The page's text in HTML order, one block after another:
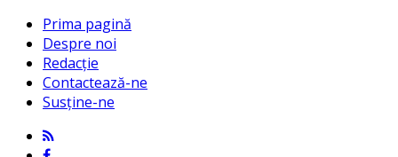
Prima pagină
Despre noi
Redacție
Contactează-ne
Susține-ne